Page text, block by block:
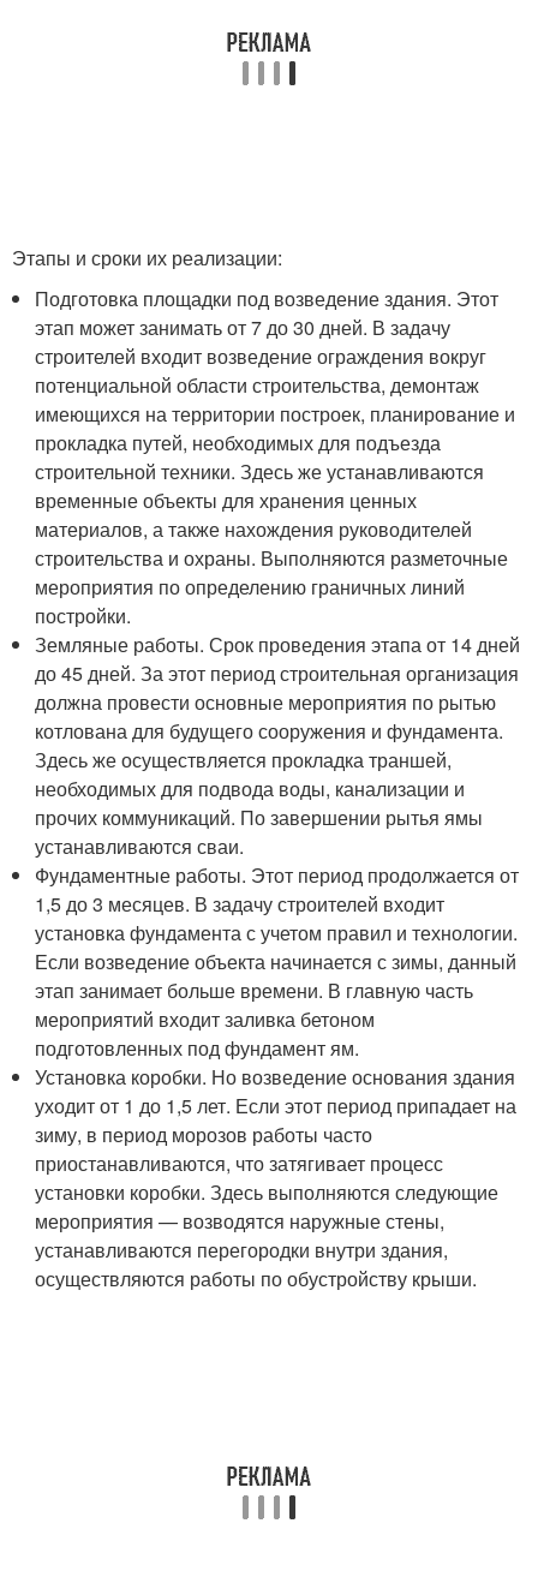
Этапы и сроки их реализации:
Подготовка площадки под возведение здания. Этот
этап может занимать от 7 до 30 дней. В задачу
строителей входит возведение ограждения вокруг
потенциальной области строительства, демонтаж
имеющихся на территории построек, планирование и
прокладка путей, необходимых для подъезда
строительной техники. Здесь же устанавливаются
временные объекты для хранения ценных
материалов, а также нахождения руководителей
строительства и охраны. Выполняются разметочные
мероприятия по определению граничных линий
постройки.
Земляные работы. Срок проведения этапа от 14 дней
до 45 дней. За этот период строительная организация
должна провести основные мероприятия по рытью
котлована для будущего сооружения и фундамента.
Здесь же осуществляется прокладка траншей,
необходимых для подвода воды, канализации и
прочих коммуникаций. По завершении рытья ямы
устанавливаются сваи.
Фундаментные работы. Этот период продолжается от
1,5 до 3 месяцев. В задачу строителей входит
установка фундамента с учетом правил и технологии.
Если возведение объекта начинается с зимы, данный
этап занимает больше времени. В главную часть
мероприятий входит заливка бетоном
подготовленных под фундамент ям.
Установка коробки. Но возведение основания здания
уходит от 1 до 1,5 лет. Если этот период припадает на
зиму, в период морозов работы часто
приостанавливаются, что затягивает процесс
установки коробки. Здесь выполняются следующие
мероприятия — возводятся наружные стены,
устанавливаются перегородки внутри здания,
осуществляются работы по обустройству крыши.